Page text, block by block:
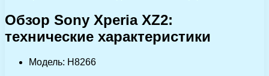
Обзор Sony Xperia XZ2:
технические характеристики
Модель: H8266